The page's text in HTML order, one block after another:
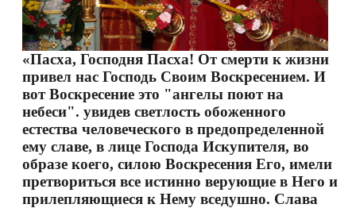
«Пасха, Господня Пасха! От смерти к жизни
привел нас Господь Своим Воскресением. И
вот Воскресение это "ангелы поют на
небеси". увидев светлость обоженного
естества человеческого в предопределенной
ему славе, в лице Господа Искупителя, во
образе коего, силою Воскресения Его, имели
претвориться все истинно верующие в Него и
прилепляющиеся к Нему вседушно. Слава